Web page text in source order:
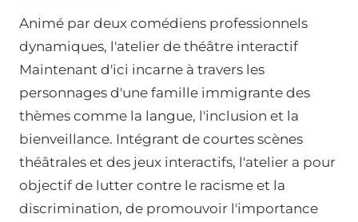
Animé par deux comédiens professionnels
dynamiques, l'atelier de théâtre interactif
Maintenant d'ici incarne à travers les
personnages d'une famille immigrante des
thèmes comme la langue, l'inclusion et la
bienveillance. Intégrant de courtes scènes
théâtrales et des jeux interactifs, l'atelier a pour
objectif de lutter contre le racisme et la
discrimination, de promouvoir l'importance